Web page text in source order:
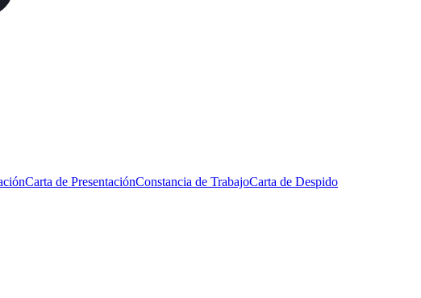
Carta de PresentaciónConstancia de TrabajoCarta de Despido